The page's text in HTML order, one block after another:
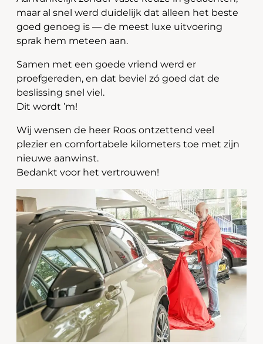
maar al snel werd duidelijk dat alleen het beste
goed genoeg is — de meest luxe uitvoering
sprak hem meteen aan.
Samen met een goede vriend werd er
proefgereden, en dat beviel zó goed dat de
beslissing snel viel.
Dit wordt ’m!
Wij wensen de heer Roos ontzettend veel
plezier en comfortabele kilometers toe met zijn
nieuwe aanwinst.
Bedankt voor het vertrouwen!